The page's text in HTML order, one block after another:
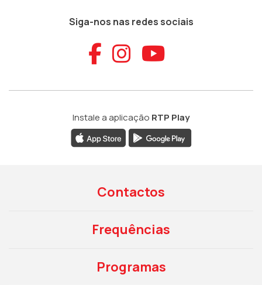
Siga-nos nas redes sociais
Aceder ao
Aceder ao
Aceder
Instale a aplicação RTP Play
Contactos
Frequências
Programas